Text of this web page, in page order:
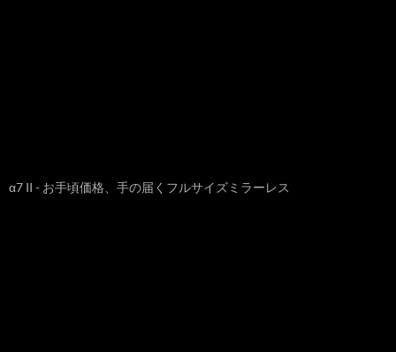
α7 II - お手頃価格、手の届くフルサイズミラーレス